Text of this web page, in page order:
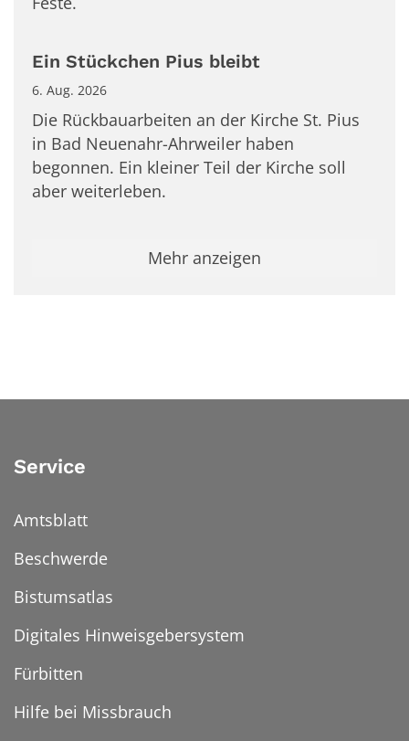
Ein Stückchen Pius bleibt
6. Aug. 2026
Die Rückbauarbeiten an der Kirche St. Pius
in Bad Neuenahr-Ahrweiler haben
begonnen. Ein kleiner Teil der Kirche soll
aber weiterleben.
Mehr anzeigen
Service
Amtsblatt
Beschwerde
Bistumsatlas
Digitales Hinweisgebersystem
Fürbitten
Hilfe bei Missbrauch